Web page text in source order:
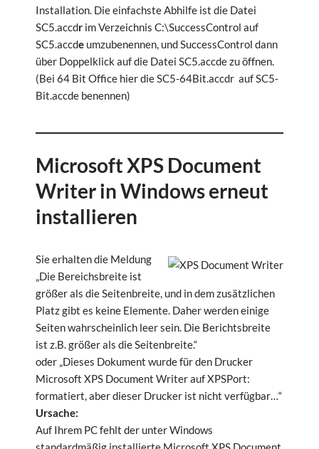
Installation. Die einfachste Abhilfe ist die Datei
SC5.accdr im Verzeichnis C:\SuccessControl auf
SC5.accde umzubenennen, und SuccessControl dann
über Doppelklick auf die Datei SC5.accde zu öffnen.
(Bei 64 Bit Office hier die SC5-64Bit.accdr auf SC5-
Bit.accde benennen)
Microsoft XPS Document
Writer in Windows erneut
installieren
Sie erhalten die Meldung
„Die Bereichsbreite ist
größer als die Seitenbreite, und in dem zusätzlichen
Platz gibt es keine Elemente. Daher werden einige
Seiten wahrscheinlich leer sein. Die Berichtsbreite
ist z.B. größer als die Seitenbreite.“
oder „Dieses Dokument wurde für den Drucker
Microsoft XPS Document Writer auf XPSPort:
formatiert, aber dieser Drucker ist nicht verfügbar…“
Ursache:
Auf Ihrem PC fehlt der unter Windows